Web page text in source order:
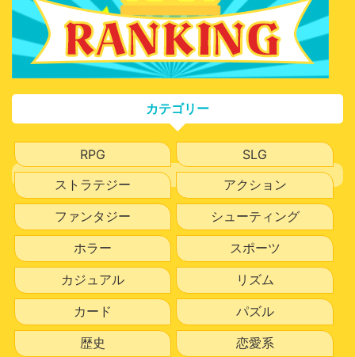
カテゴリー
RPG
SLG
ストラテジー
アクション
ファンタジー
シューティング
ホラー
スポーツ
カジュアル
リズム
カード
パズル
歴史
恋愛系